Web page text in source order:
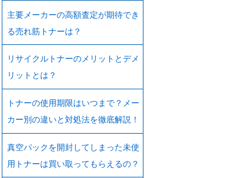
主要メーカーの高額査定が期待でき
る売れ筋トナーは？
リサイクルトナーのメリットとデメ
リットとは？
トナーの使用期限はいつまで？メー
カー別の違いと対処法を徹底解説！
真空パックを開封してしまった未使
用トナーは買い取ってもらえるの？